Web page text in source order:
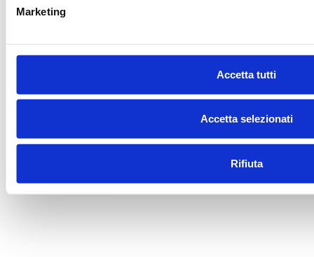
Marketing
Accetta tutti
Accetta selezionati
Rifiuta